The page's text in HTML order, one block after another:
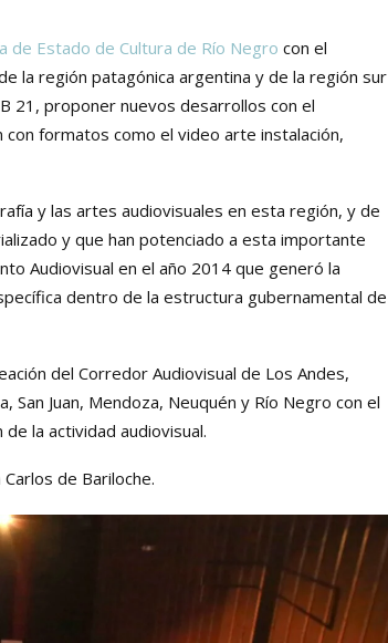
de Estado de Cultura de Río Negro con el
la región patagónica argentina y de la región sur
21, proponer nuevos desarrollos con el
formatos como el video arte instalación,
y las artes audiovisuales en esta región, y de
y que han potenciado a esta importante
Audiovisual en el año 2014 que generó la
dentro de la estructura gubernamental de
del Corredor Audiovisual de Los Andes,
San Juan, Mendoza, Neuquén y Río Negro con el
la actividad audiovisual.
de Bariloche.